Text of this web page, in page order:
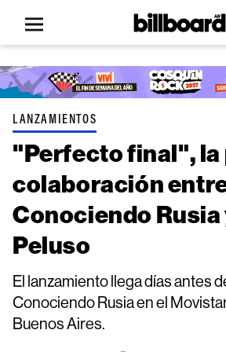
Open
menu
Billboard
LANZAMIENTOS
"Perfecto final", la
colaboración
Conociendo Rusia
Peluso
El lanzamiento llega días antes
Conociendo Rusia en el
Buenos Aires.